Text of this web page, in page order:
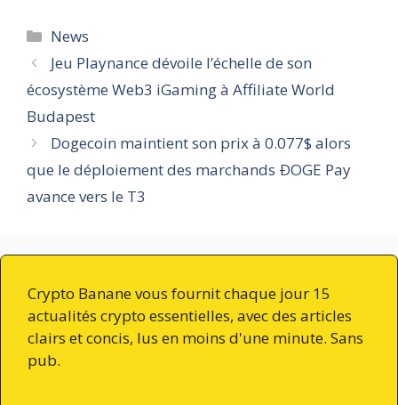
Catégories
News
Jeu Playnance dévoile l’échelle de son
écosystème Web3 iGaming à Affiliate World
Budapest
Dogecoin maintient son prix à 0.077$ alors
que le déploiement des marchands ÐOGE Pay
avance vers le T3
Crypto Banane vous fournit chaque jour 15
actualités crypto essentielles, avec des articles
clairs et concis, lus en moins d'une minute. Sans
pub.